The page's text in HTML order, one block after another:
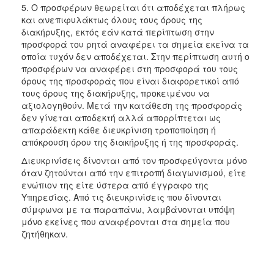
5. Ο προσφέρων θεωρείται ότι αποδέχεται πλήρως
και ανεπιφυλάκτως όλους τους όρους της
διακήρυξης, εκτός εάν κατά περίπτωση στην
προσφορά του ρητά αναφέρει τα σημεία εκείνα τα
οποία τυχόν δεν αποδέχεται. Στην περίπτωση αυτή ο
προσφέρων να αναφέρει στη προσφορά του τους
όρους της προσφοράς που είναι διαφορετικοί από
τους όρους της διακήρυξης, προκειμένου να
αξιολογηθούν. Μετά την κατάθεση της προσφοράς
δεν γίνεται αποδεκτή αλλά απορρίπτεται ως
απαράδεκτη κάθε διευκρίνιση τροποποίηση ή
απόκρουση όρου της διακήρυξης ή της προσφοράς.
Διευκρινίσεις δίνονται από τον προσφεύγοντα μόνο
όταν ζητούνται από την επιτροπή διαγωνισμού, είτε
ενώπιον της είτε ύστερα από έγγραφο της
Υπηρεσίας. Από τις διευκρινίσεις που δίνονται
σύμφωνα με τα παραπάνω, λαμβάνονται υπόψη
μόνο εκείνες που αναφέρονται στα σημεία που
ζητήθηκαν.